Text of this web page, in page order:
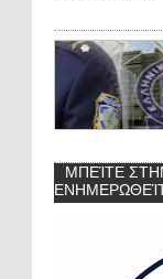
ΜΠΕΊΤΕ